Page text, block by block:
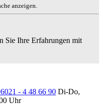
anzeigen.
Sie Ihre Erfahrungen mit
- 4 48 66 90 Di-Do,
Uhr